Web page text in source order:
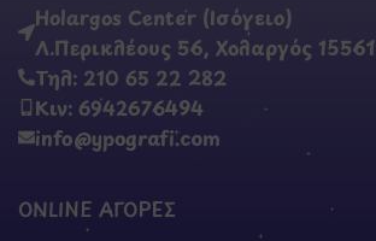
Holargos Center (Ισόγειο)
Λ.Περικλέους 56, Χολαργός 15561
Τηλ: 210 65 22 282
Κιν: 6942676494
info@ypografi.com
ONLINE ΑΓΟΡΕΣ